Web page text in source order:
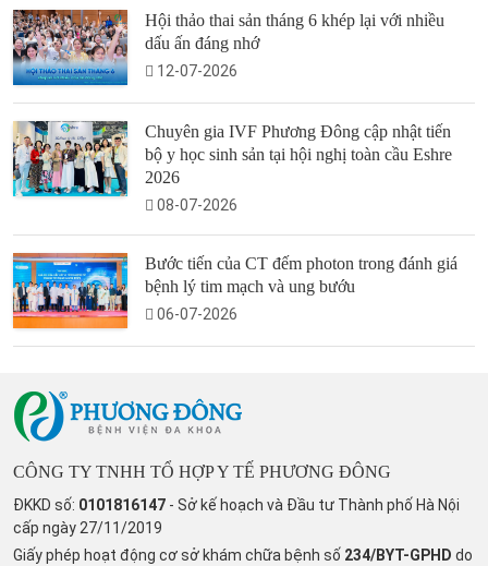
Hội thảo thai sản tháng 6 khép lại với nhiều
dấu ấn đáng nhớ
12-07-2026
Chuyên gia IVF Phương Đông cập nhật tiến
bộ y học sinh sản tại hội nghị toàn cầu Eshre
2026
08-07-2026
Bước tiến của CT đếm photon trong đánh giá
bệnh lý tim mạch và ung bướu
06-07-2026
CÔNG TY TNHH TỔ HỢP Y TẾ PHƯƠNG ĐÔNG
ĐKKD số: 0101816147 - Sở kế hoạch và Đầu tư Thành phố Hà Nội
cấp ngày 27/11/2019
Giấy phép hoạt động cơ sở khám chữa bệnh số 234/BYT-GPHD do